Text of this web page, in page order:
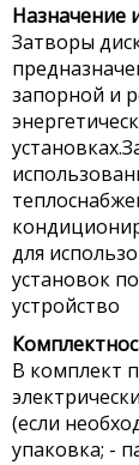
Назначение
Затворы
запорной и
для
установок
устройство
В комплект
(если
упаковка; -